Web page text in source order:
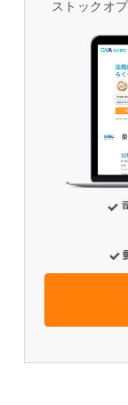
ストックオ